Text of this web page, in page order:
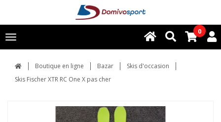
Toggle
navigation
0
Boutique en ligne Bazar
Skis d'occasion
Skis Fischer XTR RC One X pas cher